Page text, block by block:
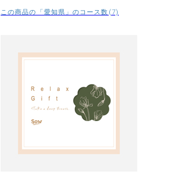
この商品の「愛知県」のコース数(7)